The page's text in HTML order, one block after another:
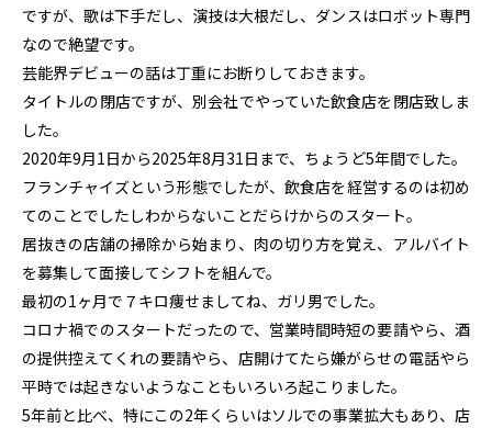
ですが、歌は下手だし、演技は大根だし、ダンスはロボット専門
なので絶望です。
芸能界デビューの話は丁重にお断りしておきます。
タイトルの閉店ですが、別会社でやっていた飲食店を閉店致しま
した。
2020年9月1日から2025年8月31日まで、ちょうど5年間でした。
フランチャイズという形態でしたが、飲食店を経営するのは初め
てのことでしたしわからないことだらけからのスタート。
居抜きの店舗の掃除から始まり、肉の切り方を覚え、アルバイト
を募集して面接してシフトを組んで。
最初の1ヶ月で７キロ痩せましてね、ガリ男でした。
コロナ禍でのスタートだったので、営業時間時短の要請やら、酒
の提供控えてくれの要請やら、店開けてたら嫌がらせの電話やら
平時では起きないようなこともいろいろ起こりました。
5年前と比べ、特にこの2年くらいはソルでの事業拡大もあり、店